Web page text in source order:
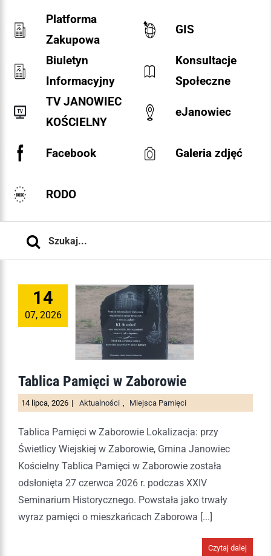
Platforma
Zakupowa
GIS
Biuletyn
Informacyjny
Konsultacje
Społeczne
TV JANOWIEC
KOŚCIELNY
eJanowiec
Facebook Galeria zdjęć
RODO
14
07, 2026
Tablica Pamięci w Zaborowie
14 lipca, 2026 | Aktualności Miejsca Pamięci
Tablica Pamięci w Zaborowie Lokalizacja: przy
Świetlicy Wiejskiej w Zaborowie, Gmina Janowiec
Kościelny Tablica Pamięci w Zaborowie została
odsłonięta 27 czerwca 2026 r. podczas XXIV
Seminarium Historycznego. Powstała jako trwały
wyraz pamięci o mieszkańcach Zaborowa [...]
Czytaj dalej